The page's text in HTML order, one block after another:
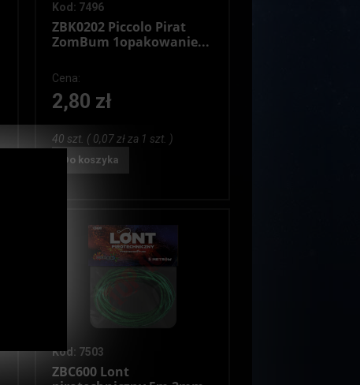
Kod: 7496
ZBK0202 Piccolo Pirat
ZomBum 1opakowanie...
Cena:
2,80 zł
40 szt. ( 0,07 zł za 1 szt. )
Do koszyka
Kod: 7503
ZBC600 Lont